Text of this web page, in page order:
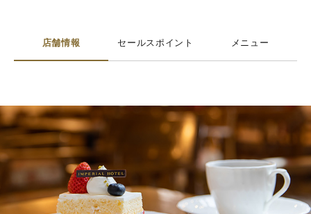
店舗情報 セールスポイント メニュー